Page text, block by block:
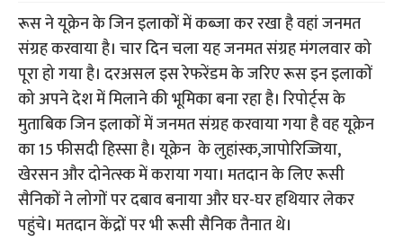
रूस ने यूक्रेन के जिन इलाकों में कब्जा कर रखा है वहां जनमत
संग्रह करवाया है। चार दिन चला यह जनमत संग्रह मंगलवार को
पूरा हो गया है। दरअसल इस रेफरेंडम के जरिए रूस इन इलाकों
को अपने देश में मिलाने की भूमिका बना रहा है। रिपोर्ट्स के
मुताबिक जिन इलाकों में जनमत संग्रह करवाया गया है वह यूक्रेन
का 15 फीसदी हिस्सा है। यूक्रेन के लुहांस्क,जापोरिज्जिया,
खेरसन और दोनेत्स्क में कराया गया। मतदान के लिए रूसी
सैनिकों ने लोगों पर दबाव बनाया और घर-घर हथियार लेकर
पहुंचे। मतदान केंद्रों पर भी रूसी सैनिक तैनात थे।